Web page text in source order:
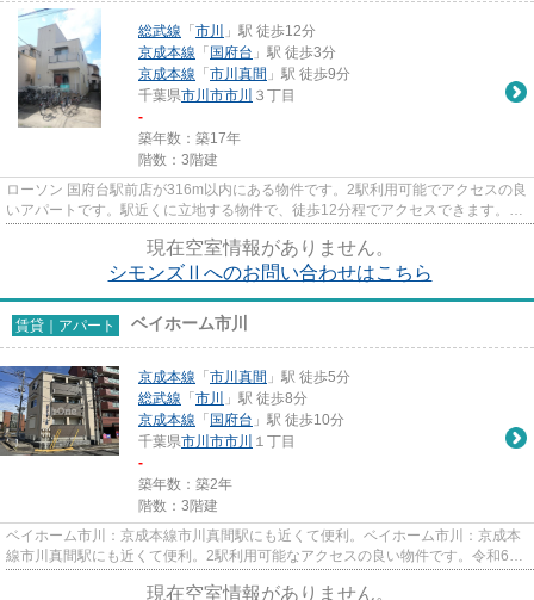
総武線 「 市川
」駅 徒歩12分
京成本線 「 国府台 」駅 徒歩3分
京成本線 「 市川真間 」駅 徒歩9分
千葉県市川市市川 ３丁目
-
築年数：築17年
階数：3階建
ローソン 国府台駅前店が316m以内にある物件です。2駅利用可能でアクセスの良
いアパートです。駅近くに立地する物件で、徒歩12分程でアクセスできます。こ
現在空室情報がありません。
シモンズⅡへのお問い合わせはこちら
賃貸｜アパート ベイホーム市川
京成本線 「 市川真間 」駅 徒歩5分
総武線 「 市川
」駅 徒歩8分
京成本線 「 国府台 」駅 徒歩10分
千葉県市川市市川 １丁目
-
築年数：築2年
階数：3階建
ベイホーム市川：京成本線市川真間駅にも近くて便利。ベイホーム市川：京成本
線市川真間駅にも近くて便利。2駅利用可能なアクセスの良い物件です。令和6年
現在空室情報がありません。